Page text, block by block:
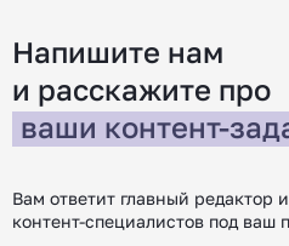
Напишите нам
и расскажите про
ваши контент-
Вам ответит главный редактор
контент-специалистов под ваш